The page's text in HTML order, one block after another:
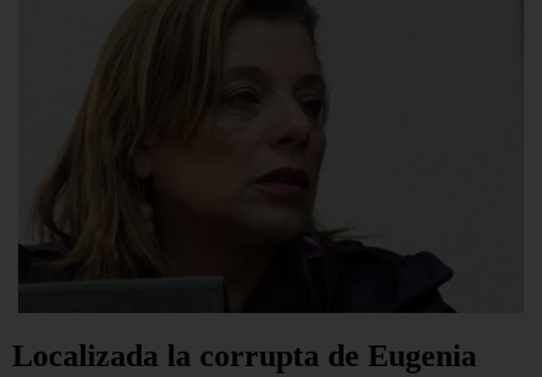
Localizada la corrupta de Eugenia